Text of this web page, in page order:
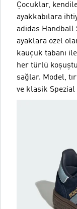
Çocuklar,
ayakkabılara
adidas Handball
ayaklara özel
kauçuk tabanı
her türlü
sağlar. Model,
ve klasik